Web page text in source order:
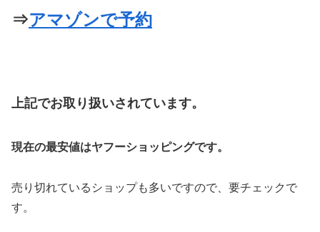
⇒アマゾンで予約
上記でお取り扱いされています。
現在の最安値はヤフーショッピングです。
売り切れているショップも多いですので、要チェックで
す。